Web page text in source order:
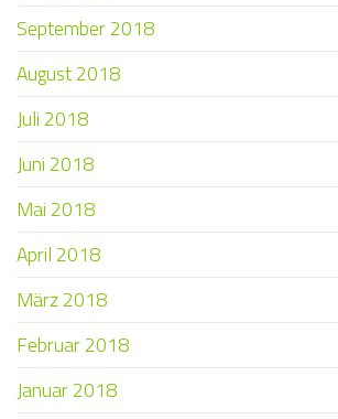
September 2018
August 2018
Juli 2018
Juni 2018
Mai 2018
April 2018
März 2018
Februar 2018
Januar 2018